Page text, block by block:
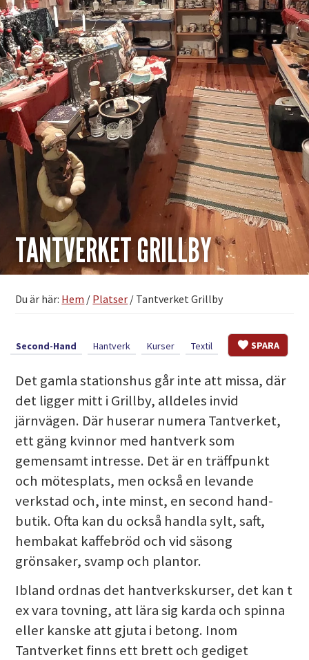
TANTVERKET GRILLBY
Du är här: Hem / Platser / Tantverket Grillby
SPARA
Second-Hand Hantverk Kurser Textil
Det gamla stationshus går inte att missa, där
det ligger mitt i Grillby, alldeles invid
järnvägen. Där huserar numera Tantverket,
ett gäng kvinnor med hantverk som
gemensamt intresse. Det är en träffpunkt
och mötesplats, men också en levande
verkstad och, inte minst, en second hand-
butik. Ofta kan du också handla sylt, saft,
hembakat kaffebröd och vid säsong
grönsaker, svamp och plantor.
Ibland ordnas det hantverkskurser, det kan t
ex vara tovning, att lära sig karda och spinna
eller kanske att gjuta i betong. Inom
Tantverket finns ett brett och gediget